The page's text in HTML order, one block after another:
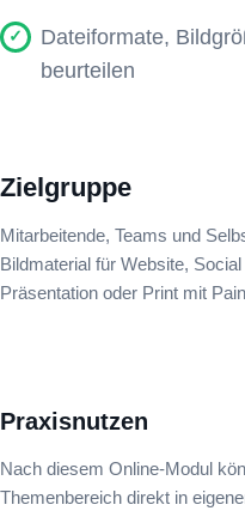
Dateiformate,
beurteilen
Zielgruppe
Mitarbeitende, Teams und
Bildmaterial für Website,
Präsentation oder Print mit
Praxisnutzen
Nach diesem Online-Modul
Themenbereich direkt in